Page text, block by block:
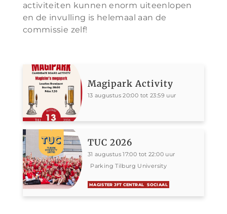
activiteiten kunnen enorm uiteenlopen
en de invulling is helemaal aan de
commissie zelf!
Magipark Activity
13 augustus 20:00 tot 23:59 uur
TUC 2026
31 augustus 17:00 tot 22:00 uur
Parking Tilburg University
MAGISTER JFT CENTRAL SOCIAAL